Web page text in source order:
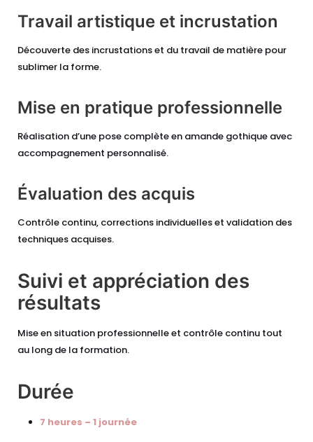
Travail artistique et incrustation
Découverte des incrustations et du travail de matière pour
sublimer la forme.
Mise en pratique professionnelle
Réalisation d’une pose complète en amande gothique avec
accompagnement personnalisé.
Évaluation des acquis
Contrôle continu, corrections individuelles et validation des
techniques acquises.
Suivi et appréciation des
résultats
Mise en situation professionnelle et contrôle continu tout
au long de la formation.
Durée
7 heures – 1 journée